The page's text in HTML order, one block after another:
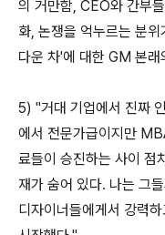
의 거만함, CEO와 간부
화, 논쟁을 억누르는 분
다운 차'에 대한 GM 본
5) "거대 기업에서 진짜
에서 전문가급이지만
료들이 승진하는 사이 점
재가 숨어 있다. 나는 그
디자이너들에게서 강력